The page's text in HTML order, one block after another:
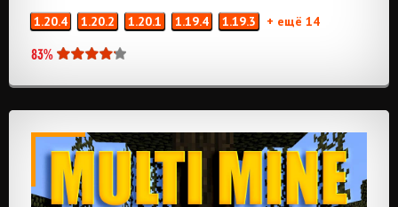
1.20.4 1.20.2 1.20.1 1.19.4 1.19.3 + ещё 14
83%